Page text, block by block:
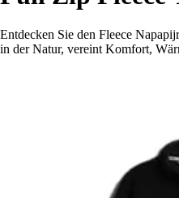
Entdecken Sie den Fleece
in der Natur, vereint Komfort,